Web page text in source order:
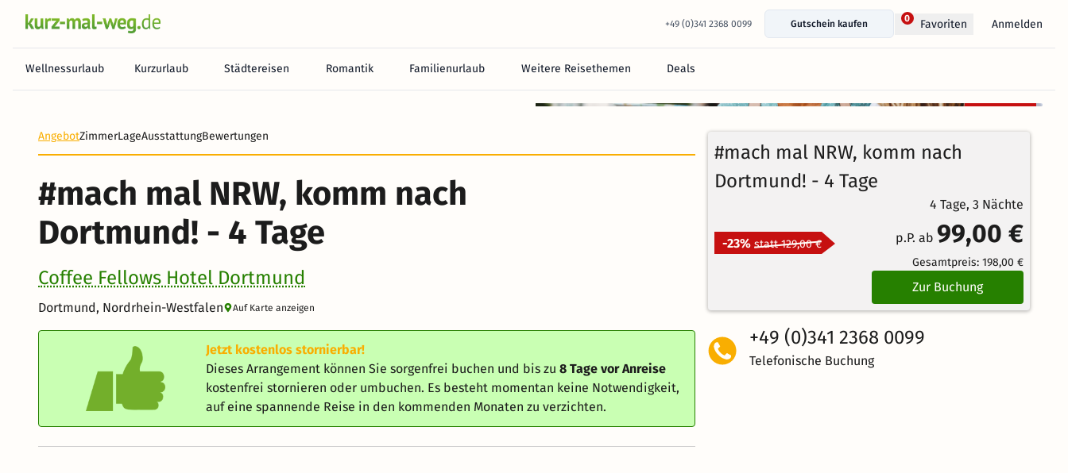
+49 (0)341 2368 0099 Gutschein kaufen
0 Favoriten Anmelden
Wellnessurlaub Kurzurlaub Städtereisen Romantik Familienurlaub Weitere Reisethemen Deals
Heute noch keine Zahlung erforderlich! Zahlen Sie bequem im Hotel.
Bewertungen
4.4/5
stornierbar
AngebotZimmerLageAusstattungBewertungen
#mach mal NRW, komm nach
Dortmund! - 4 Tage
Coffee Fellows Hotel Dortmund
Dortmund, Nordrhein-Westfalen Auf Karte anzeigen
Jetzt kostenlos stornierbar!
Dieses Arrangement können Sie sorgenfrei buchen und bis zu8 Tage vor Anreise
kostenfrei stornieren oder umbuchen. Es besteht momentan keine Notwendigkeit,
auf eine spannende Reise in den kommenden Monaten zu verzichten.
#mach mal NRW, komm nach
Dortmund! - 4 Tage
4 Tage, 3 Nächte
-23% statt 129,00 € p.P. ab 99,00 €
Gesamtpreis: 198,00 €
Zur Buchung
+49 (0)341 2368 0099
Telefonische Buchung